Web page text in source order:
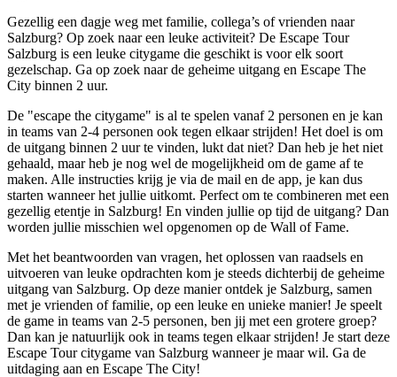
Gezellig een dagje weg met familie, collega’s of vrienden naar
Salzburg? Op zoek naar een leuke activiteit? De Escape Tour
Salzburg is een leuke citygame die geschikt is voor elk soort
gezelschap. Ga op zoek naar de geheime uitgang en Escape The
City binnen 2 uur.
De "escape the citygame" is al te spelen vanaf 2 personen en je kan
in teams van 2-4 personen ook tegen elkaar strijden! Het doel is om
de uitgang binnen 2 uur te vinden, lukt dat niet? Dan heb je het niet
gehaald, maar heb je nog wel de mogelijkheid om de game af te
maken. Alle instructies krijg je via de mail en de app, je kan dus
starten wanneer het jullie uitkomt. Perfect om te combineren met een
gezellig etentje in Salzburg! En vinden jullie op tijd de uitgang? Dan
worden jullie misschien wel opgenomen op de Wall of Fame.
Met het beantwoorden van vragen, het oplossen van raadsels en
uitvoeren van leuke opdrachten kom je steeds dichterbij de geheime
uitgang van Salzburg. Op deze manier ontdek je Salzburg, samen
met je vrienden of familie, op een leuke en unieke manier! Je speelt
de game in teams van 2-5 personen, ben jij met een grotere groep?
Dan kan je natuurlijk ook in teams tegen elkaar strijden! Je start deze
Escape Tour citygame van Salzburg wanneer je maar wil. Ga de
uitdaging aan en Escape The City!